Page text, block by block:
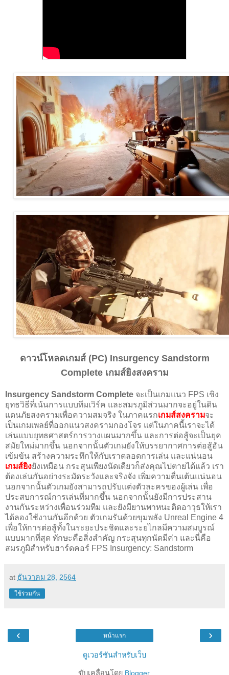
ดาวน์โหลดเกมส์ (PC) Insurgency Sandstorm
Complete เกมส์ยิงสงคราม
Insurgency Sandstorm Complete จะเป็นเกมแนว FPS เชิง
ยุทธวิธีที่เน้นการแบบทีมเวิร์ค และสมรภูมิส่วนมากจะอยู่ในดิน
แดนภัยสงครามเพื่อความสมจริง ในภาคแรกเกมส์สงครามจะ
เป็นเกมเพลย์ที่ออกแนวสงครามกองโจร แต่ในภาคนี้เราจะได้
เล่นแบบยุทธศาสตร์การวางแผนมากขึ้น และการต่อสู้จะเป็นยุค
สมัยใหม่มากขึ้น นอกจากนั้นตัวเกมยังให้บรรยากาศการต่อสู้อัน
เข้มข้น สร้างความระทึกให้กับเราตลอดการเล่น และแน่นอน
เกมส์ยิงยังเหมือน กระสุนเพียงนัดเดียวก็ส่งคุณไปตายได้แล้ว เรา
ต้องเล่นกันอย่างระมัดระวังและจริงจัง เพิ่มความตื่นเต้นแน่นอน
นอกจากนั้นตัวเกมยังสามารถปรับแต่งตัวละครของผู้เล่น เพื่อ
ประสบการณ์การเล่นที่มากขึ้น นอกจากนั้นยังมีการประสาน
งานกันระหว่างเพื่อนร่วมทีม และยังมียานพาหนะติดอาวุธให้เรา
ได้ลองใช้งานกันอีกด้วย ตัวเกมรันด้วยขุมพลัง Unreal Engine 4
เพื่อให้การต่อสู้ทั้งในระยะประชิดและระยไกลมีความสมบูรณ์
แบบมากที่สุด ทักษะคือสิ่งสำคัญ กระสุนทุกนัดมีค่า และนี่คือ
สมรภูมิสำหรับฮาร์ดคอร์ FPS Insurgency: Sandstorm
at ธันวาคม 28, 2564
ใช้ร่วมกัน
‹ ›
หน้าแรก
ดูเวอร์ชันสำหรับเว็บ
ขับเคลื่อนโดย Blogger.